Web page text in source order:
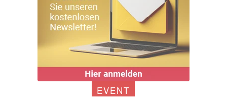
EVENT